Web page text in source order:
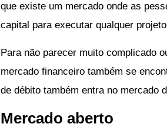
que existe um mercado onde as
capital para executar qualquer
Para não parecer muito complicado
mercado financeiro também se
de débito também entra no mercado
Mercado aberto